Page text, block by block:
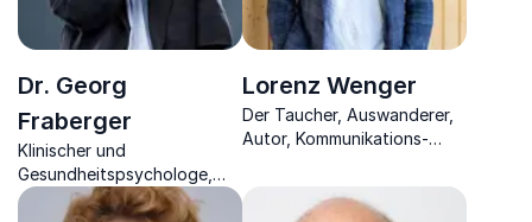
Dr. Georg
Fraberger
Klinischer und
Gesundheitspsychologe,
Autor und Vortragender
Lorenz Wenger
Der Taucher, Auswanderer,
Autor, Kommunikations-
spricht über Zukunftsmut,
Veränderung und